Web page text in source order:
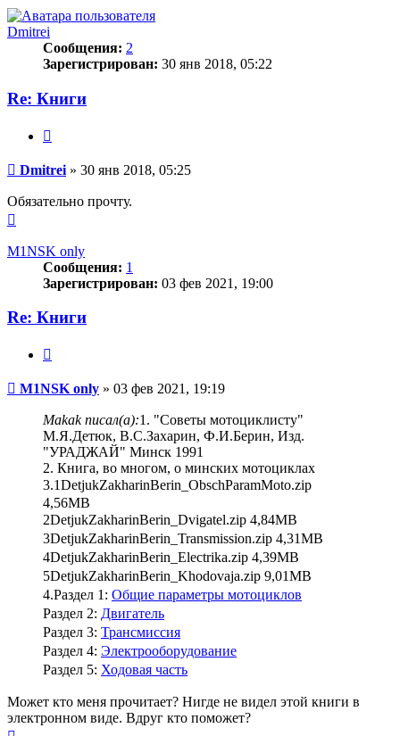
началу
Dmitrei
Сообщения: 2
Зарегистрирован: 30 янв 2018, 05:22
Re: Книги
Сообщение
Dmitrei » 30 янв 2018, 05:25
Обязательно прочту.
началу
M1NSK only
Сообщения: 1
Зарегистрирован: 03 фев 2021, 19:00
Re: Книги
Сообщение
M1NSK only » 03 фев 2021, 19:19
Makak писал(а):1. "Советы мотоциклисту"
М.Я.Детюк, В.С.Захарин, Ф.И.Берин, Изд.
"УРАДЖАЙ" Минск 1991
2. Книга, во многом, о минских мотоциклах
3.ᅟ1DetjukZakharinBerin_ObschParamMoto.zip
4,56MB
ᅟᅟ2DetjukZakharinBerin_Dvigatel.zip 4,84MB
ᅟᅟ3DetjukZakharinBerin_Transmission.zip 4,31MB
ᅟᅟ4DetjukZakharinBerin_Electrika.zip 4,39MB
ᅟᅟ5DetjukZakharinBerin_Khodovaja.zip 9,01MB
4.ᅟРаздел 1: Общие параметры мотоциклов
ᅟᅟРаздел 2: Двигатель
ᅟᅟРаздел 3: Трансмиссия
ᅟᅟРаздел 4: Электрооборудование
ᅟᅟРаздел 5: Ходовая часть
Может кто меня прочитает? Нигде не видел этой книги в
электронном виде. Вдруг кто поможет?